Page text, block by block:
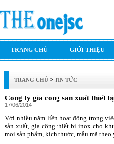
TRANG CHỦ GIỚI THIỆU
TRANG CHỦ > TIN TỨC
Công ty gia công sản xuất thiết
17/06/2014
Với nhiều năm liền hoạt động trong
sản xuất, gia công thiết bị inox cho
mọi sản phẩm, kích thước, mẫu mã theo